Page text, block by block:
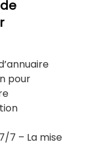
pour
7 – La mise